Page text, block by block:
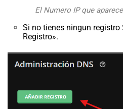
El Numero IP que
Si no tienes ningun registro
Registro».